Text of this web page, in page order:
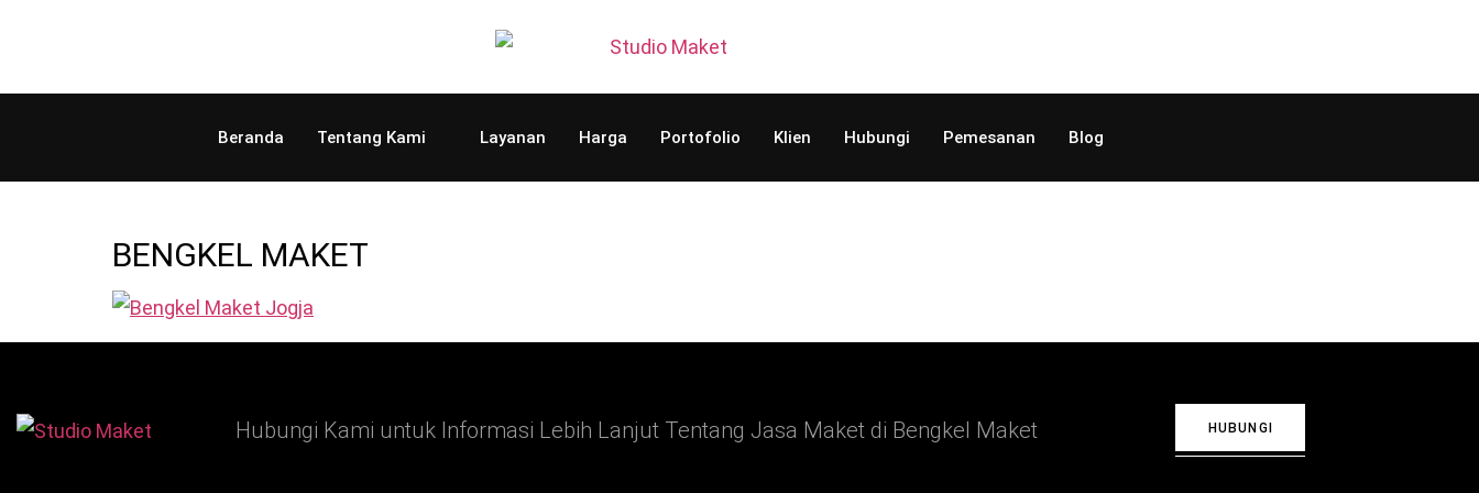
Beranda Tentang Kami Layanan Harga Portofolio Klien Hubungi Pemesanan Blog
BENGKEL MAKET
Hubungi Kami untuk Informasi Lebih Lanjut Tentang Jasa Maket di Bengkel Maket HUBUNGI